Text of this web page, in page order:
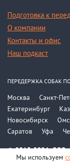
Подготовка к
О компании
Контакты и офис
Наш подкаст
© 2015-2026, ООО
Политика
ПЕРЕДЕРЖКА СОБАК
Москва Санкт-
Екатеринбург
Новосибирск
Саратов
Уфа
Мы используем